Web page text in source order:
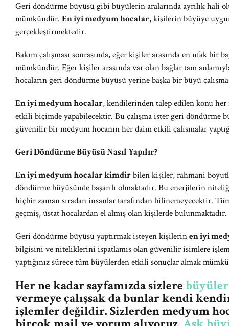
Geri döndürme büyüsü gibi büyülerin aralarında ayrılık hali
mümkündür. En iyi medyum hocalar, kişilerin büyüye
gerçekleştirmektedir.
Bakım çalışması sonrasında, eğer kişiler arasında en ufak bir
mümkündür. Eğer kişiler arasında var olan bağlar tam
hocaların geri döndürme büyüsü yerine başka bir büyü
En iyi medyum hocalar, kendilerinden talep edilen konu her
etkili biçimde yapabilecektir. Bu çalışma ister geri döndürme
güvenilir bir medyum hocanın her daim etkili çalışmalar
Geri Döndürme Büyüsü Nasıl Yapılır?
En iyi medyum hocalar kimdirbilen kişiler, rahmani
döndürme büyüsünde başarılı olmaktadır. Bu enerjilerin
hiçbir zaman sıradan insanlar tarafından bilinemeyecektir.
geçmiş, üstat hocalardan el almış olan kişilerde bulunmaktadır.
Geri döndürme büyüsü yaptırmak isteyen kişilerinen iyi
bilgisini ve niteliklerini ispatlamış olan güvenilir isimlere
yaptığınız sürece tüm büyülerden etkili sonuçlar almak
Her ne kadar sayfamızda sizlerebüyüler
vermeye çalışsak da bunlar kendi
işlemler değildir. Sizlerden medyum